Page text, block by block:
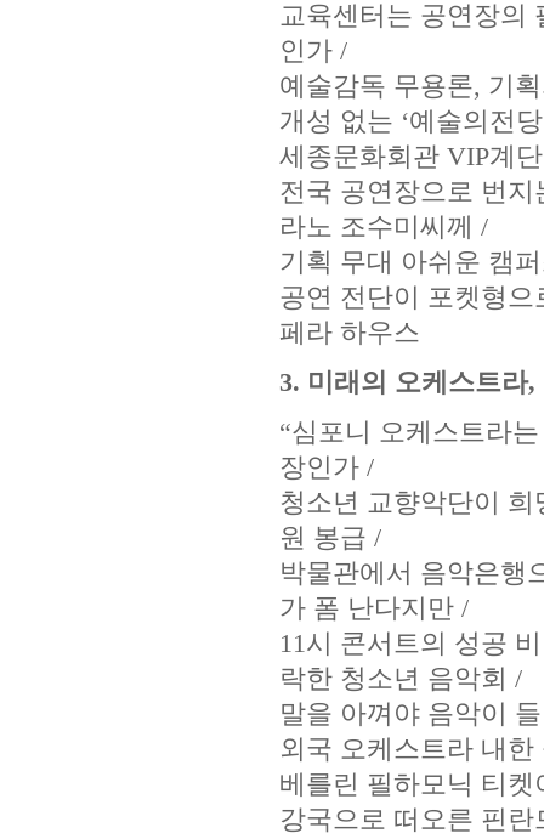
교육센터는 공연장의
인가 /
예술감독 무용론, 기
개성 없는 ‘예술의전
세종문화회관 VIP계
전국 공연장으로 번
라노 조수미씨께 /
기획 무대 아쉬운 캠
공연 전단이 포켓형
페라 하우스
3. 미래의 오케스트라
“심포니 오케스트라
장인가 /
청소년 교향악단이
원 봉급 /
박물관에서 음악은행
가 폼 난다지만 /
11시 콘서트의 성공
락한 청소년 음악회 /
말을 아껴야 음악이
외국 오케스트라 내
베를린 필하모닉 티
강국으로 떠오른 핀란